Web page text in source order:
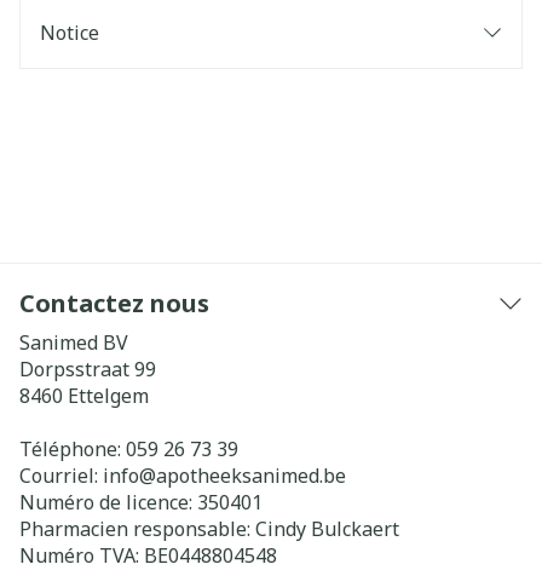
Notice
Contactez nous
Sanimed BV
Dorpsstraat 99
8460 Ettelgem
Téléphone: 059 26 73 39
Courriel: info@apotheeksanimed.be
Numéro de licence: 350401
Pharmacien responsable: Cindy Bulckaert
Numéro TVA: BE0448804548